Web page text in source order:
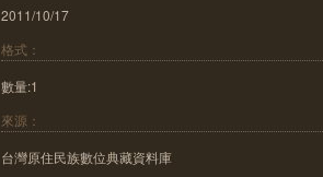
2011/10/17
格式：
數量:1
來源：
台灣原住民族數位典藏資料庫